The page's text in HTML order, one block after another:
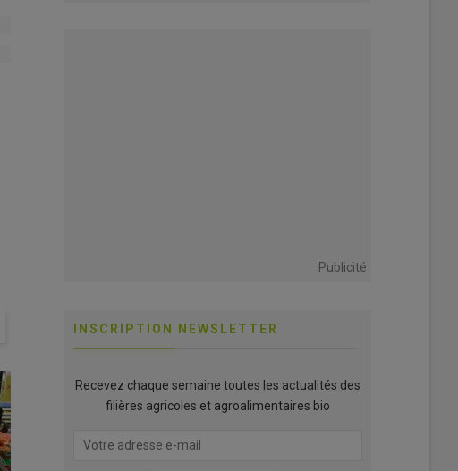
Publicité
INSCRIPTION NEWSLETTER
Recevez chaque semaine toutes les actualités des
filières agricoles et agroalimentaires bio